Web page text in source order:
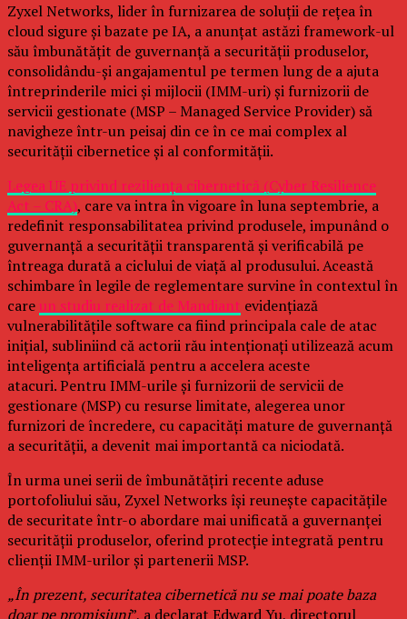
Zyxel Networks, lider în furnizarea de soluții de rețea în
cloud sigure și bazate pe IA, a anunțat astăzi framework-ul
său îmbunătățit de guvernanță a securității produselor,
consolidându-și angajamentul pe termen lung de a ajuta
întreprinderile mici și mijlocii (IMM-uri) și furnizorii de
servicii gestionate (MSP – Managed Service Provider) să
navigheze într-un peisaj din ce în ce mai complex al
securității cibernetice și al conformității.
Legea UE privind reziliența cibernetică (Cyber Resilience
Act – CRA), care va intra în vigoare în luna septembrie, a
redefinit responsabilitatea privind produsele, impunând o
guvernanță a securității transparentă și verificabilă pe
întreaga durată a ciclului de viață al produsului. Această
schimbare în legile de reglementare survine în contextul în
careun studiu realizat de Mandiant evidențiază
vulnerabilitățile software ca fiind principala cale de atac
inițial, subliniind că actorii rău intenționați utilizează acum
inteligența artificială pentru a accelera aceste
atacuri. Pentru IMM-urile și furnizorii de servicii de
gestionare (MSP) cu resurse limitate, alegerea unor
furnizori de încredere, cu capacități mature de guvernanță
a securității, a devenit mai importantă ca niciodată.
În urma unei serii de îmbunătățiri recente aduse
portofoliului său, Zyxel Networks își reunește capacitățile
de securitate într-o abordare mai unificată a guvernanței
securității produselor, oferind protecție integrată pentru
clienții IMM-urilor și partenerii MSP.
„În prezent, securitatea cibernetică nu se mai poate baza
doar pe promisiuni”, a declarat Edward Yu, directorul